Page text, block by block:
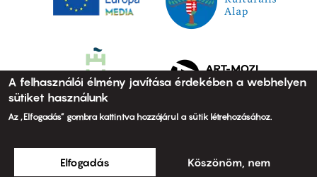
A felhasználói élmény javítása érdekében a webhelyen
sütiket használunk
Az „Elfogadás” gombra kattintva hozzájárul a sütik létrehozásához.
Elfogadás Köszönöm, nem